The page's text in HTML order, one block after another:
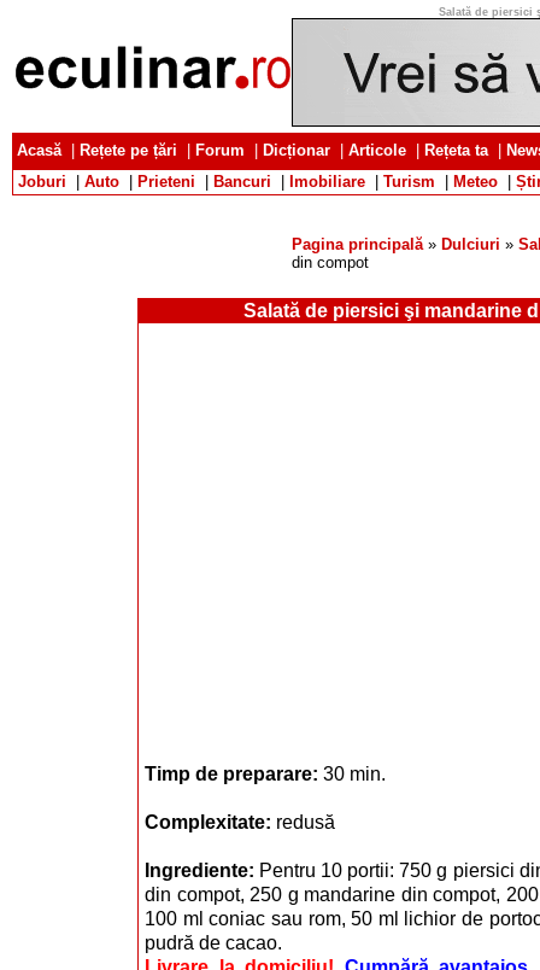
Salată de piersici
Acasă| Rețete pe țări Forum Dicționar Articole Rețeta ta|
Joburi
Auto Prieteni Bancuri Imobiliare Turism Meteo
Pagina principală» Dulciuri »
din compot
Salată de piersici şi mandarine
Timp de preparare: 30 min.
Complexitate: redusă
Ingrediente: Pentru 10 portii: 750 g piersici
din compot, 250 g mandarine din compot,
100 ml coniac sau rom, 50 ml lichior de
pudră de cacao.